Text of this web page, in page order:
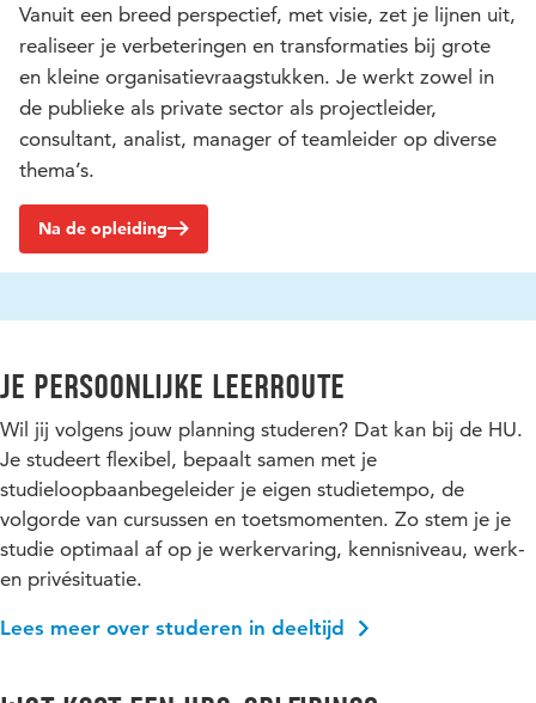
Vanuit een breed perspectief, met visie, zet je lijnen uit,
realiseer je verbeteringen en transformaties bij grote
en kleine organisatievraagstukken. Je werkt zowel in
de publieke als private sector als projectleider,
consultant, analist, manager of teamleider op diverse
thema’s.
Na de opleiding
Je persoonlijke leerroute
Wil jij volgens jouw planning studeren? Dat kan bij de HU.
Je studeert flexibel, bepaalt samen met je
studieloopbaanbegeleider je eigen studietempo, de
volgorde van cursussen en toetsmomenten. Zo stem je je
studie optimaal af op je werkervaring, kennisniveau, werk-
en privésituatie.
Lees meer over studeren in deeltijd